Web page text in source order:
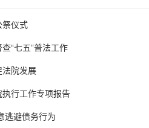
祭仪式
“七五”普法工作
法院发展
行工作专项报告
逃避债务行为